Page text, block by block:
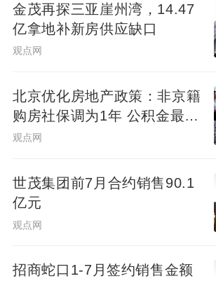
金茂再探三亚崖州湾，14.47
亿拿地补新房供应缺口
观点网
北京优化房地产政策：非京籍
购房社保调为1年 公积金最高
可贷340万元
观点网
世茂集团前7月合约销售90.1
亿元
观点网
招商蛇口1-7月签约销售金额